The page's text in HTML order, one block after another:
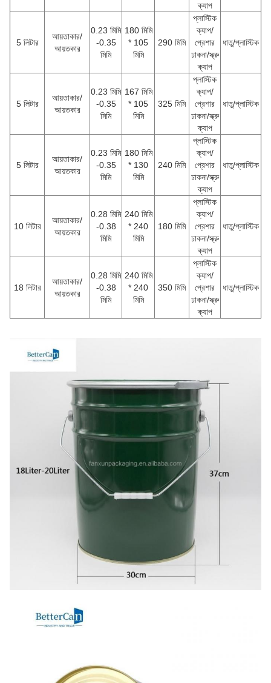
ক্যাপ
5 লিটার
আয়তাকার/
আয়তকার
0.23 মিমি
-0.35
মিমি
180 মিমি
* 105
মিমি
290 মিমি
প্লাস্টিক
ক্যাপ/
প্রেশার
ঢাকনা/স্ক্রু
ক্যাপ
ধাতু/প্লাস্টিক
5 লিটার
আয়তাকার/
আয়তকার
0.23 মিমি
-0.35
মিমি
167 মিমি
* 105
মিমি
325 মিমি
প্লাস্টিক
ক্যাপ/
প্রেশার
ঢাকনা/স্ক্রু
ক্যাপ
ধাতু/প্লাস্টিক
5 লিটার
আয়তাকার/
আয়তকার
0.23 মিমি
-0.35
মিমি
180 মিমি
* 130
মিমি
240 মিমি
প্লাস্টিক
ক্যাপ/
প্রেশার
ঢাকনা/স্ক্রু
ক্যাপ
ধাতু/প্লাস্টিক
10 লিটার
আয়তাকার/
আয়তকার
0.28 মিমি
-0.38
মিমি
240 মিমি
* 240
মিমি
180 মিমি
প্লাস্টিক
ক্যাপ/
প্রেশার
ঢাকনা/স্ক্রু
ক্যাপ
ধাতু/প্লাস্টিক
18 লিটার
আয়তাকার/
আয়তকার
0.28 মিমি
-0.38
মিমি
240 মিমি
* 240
মিমি
350 মিমি
প্লাস্টিক
ক্যাপ/
প্রেশার
ঢাকনা/স্ক্রু
ক্যাপ
ধাতু/প্লাস্টিক